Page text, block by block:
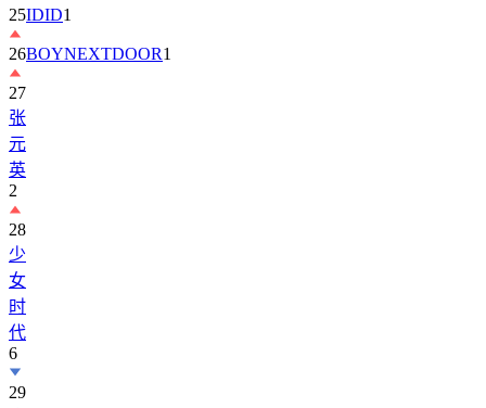
25IDID1
26BOYNEXTDOOR1
27
张
元
英
2
28
少
女
时
代
6
29